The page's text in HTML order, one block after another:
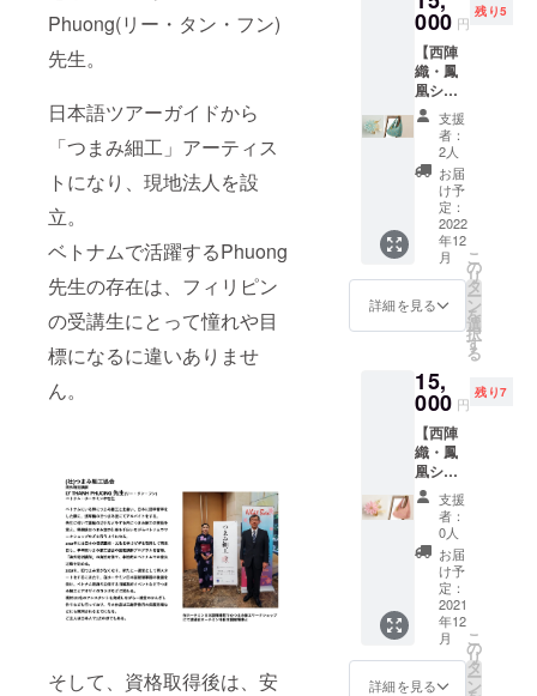
Phuong(リー・タン・フン)
先生。
日本語ツアーガイドから
「つまみ細工」アーティス
トになり、現地法人を設
立。
ベトナムで活躍するPhuong
先生の存在は、フィリピン
の受講生にとって憧れや目
標になるに違いありませ
ん。
そして、資格取得後は、安
りは各
自でご
用意く
ださ
い。詳
細は事
前にご
案内い
たしま
す。 ※
受講で
きな
かった
場合、
講座当
日の動
画を
アップ
して、
URLを
メール
でお送
りしま
すので
ダウン
ロード
してご
覧くだ
さい。
※消費
税・送
料込
み。 一
般社団
法人つ
※つまみ
細工は
でんぷ
んのり
を使用
してい
るた
め、水
に弱い
商品に
なって
いま
す。
※手作り
のた
め、色
合いや
デザイ
ンが若
干異な
る場合
がござ
いま
す。 ※
サイズ
は測り
方によ
が出る
場合が
※つまみ
細工は
でんぷ
んのり
を使用
してい
るた
め、水
に弱い
商品に
なって
いま
す。
ルオー
（楕円
形の金
具）が
一部変
更にな
る場合
があり
ます。
〈素
材〉 つ
まみ細
工（直
55mm
）正絹
ンパー
ル（直
径約
14mm
） 〈サ
イズ〉
全長 約
70mm
※消費
税・送
料込み
※手作り
のた
め、色
合いや
ンが若
ロクシ
ルク
(オーガ
ンジー)
を使
い、伝
統のり
製法で
2wayク
リップ
作りに
挑戦し
ます。
日本語
での開
講とな
ターン
をお申
頂いた
方には
「一般
社団法
人つま
み細工
協会」
の基礎
講座受
講時に
使える
500円
ン引換
協会」
認定講
師によ
る「つ
まみ細
工」オ
ンライ
ン講座
にご参
加いた
だけま
す。 ベ
トナム
の国賓
に贈ら
れるア
るバオ
ロクシ
ルク
(オーガ
ンジー)
を使
い、ボ
ンド製
法で
2wayク
リップ
作りに
挑戦し
ます。
日本語
での開
講とな
000 円
残り5
【西陣
織・鳳
凰ショ
ルダー
バッグ
（ブ
ルー）
と「つ
まみ細
工」ピ
アスor
イヤリ
ングの
セッ
ト】 綿
100%の
を使っ
たショ
ルダー
バッグ
で、持
ち手と
本体が
一体に
なって
いま
す。 鳳
凰が飛
び立つ
吉兆文
様。
ゴール
ドの牛
支援
者：
2人
お届
け予
定：
2022
年12
月
詳細を見る
こ
の
リ
タ
ー
ン
を
選
択
す
る
15,
000 円
残り7
【西陣
織・鳳
凰ショ
ルダー
バッグ
（ピン
ク）と
「つま
み細
工」ピ
アスor
イヤリ
ングの
セッ
支援
者：
0人
お届
け予
定：
2021
年12
月
詳細を見る
こ
の
リ
タ
ー
ン